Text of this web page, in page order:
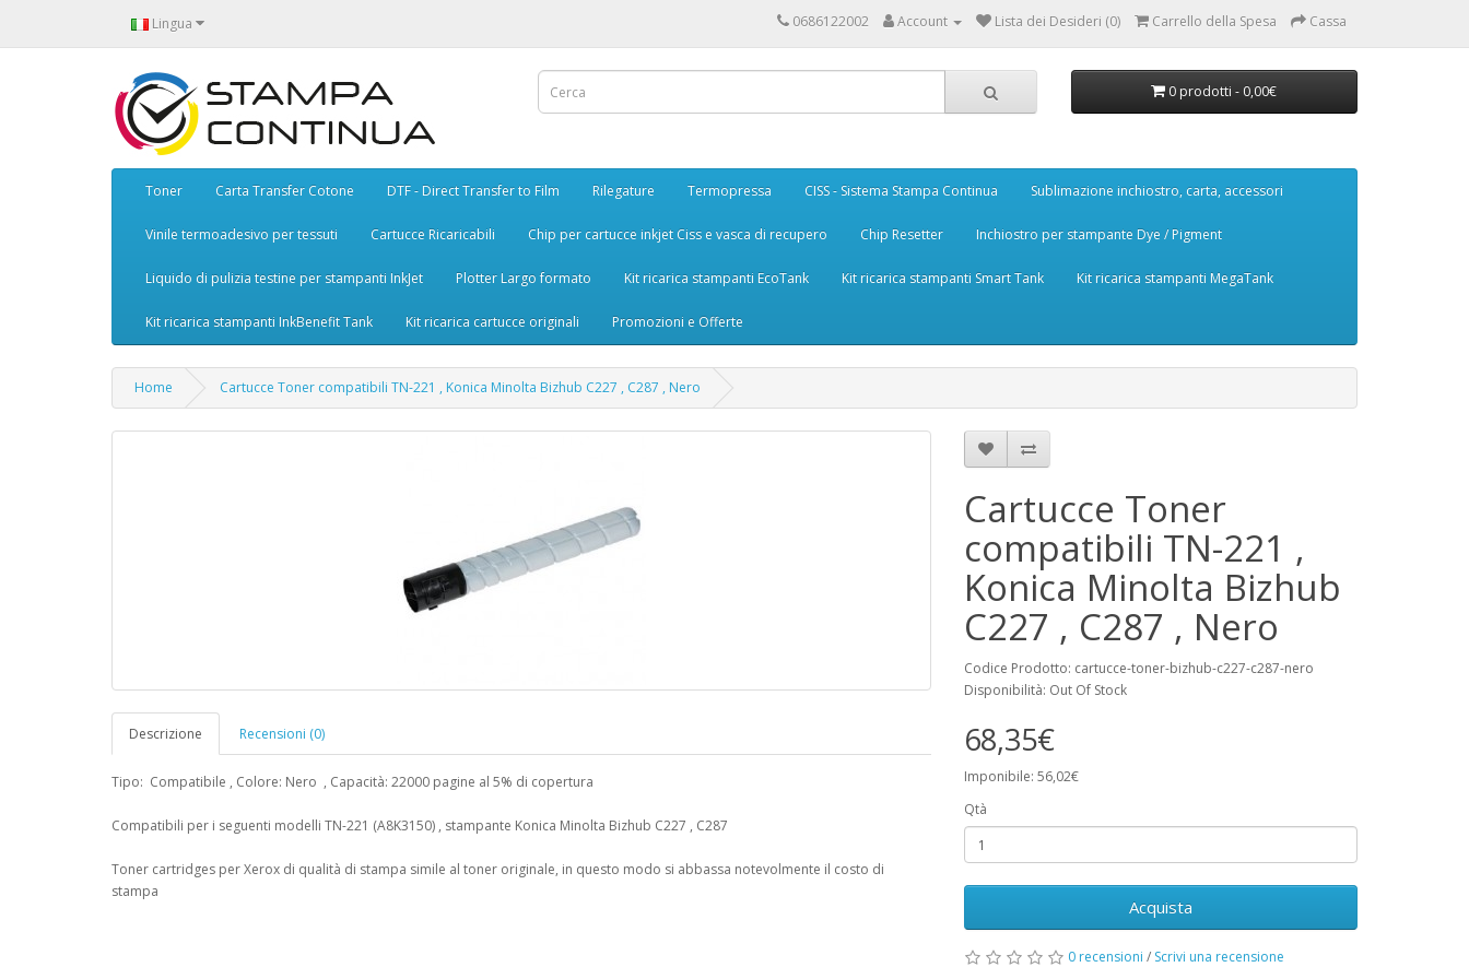
Lingua 0686122002 Account Lista dei Desideri (0) Carrello della Spesa Cassa
0 prodotti - 0,00€
Toner Carta Transfer Cotone DTF - Direct Transfer to Film Rilegature Termopressa CISS - Sistema Stampa Continua Sublimazione inchiostro, carta, accessori
Vinile termoadesivo per tessuti Cartucce Ricaricabili Chip per cartucce inkjet Ciss e vasca di recupero Chip Resetter Inchiostro per stampante Dye / Pigment
Liquido di pulizia testine per stampanti InkJet Plotter Largo formato Kit ricarica stampanti EcoTank Kit ricarica stampanti Smart Tank Kit ricarica stampanti MegaTank
Kit ricarica stampanti InkBenefit Tank Kit ricarica cartucce originali Promozioni e Offerte
Home Cartucce Toner compatibili TN-221 , Konica Minolta Bizhub C227 , C287 , Nero
Descrizione Recensioni (0)
Tipo: Compatibile , Colore: Nero , Capacità: 22000 pagine al 5% di copertura
Compatibili per i seguenti modelli TN-221 (A8K3150) , stampante Konica Minolta Bizhub C227 , C287
Toner cartridges per Xerox di qualità di stampa simile al toner originale, in questo modo si abbassa notevolmente il costo di
stampa
Cartucce Toner
compatibili TN-221 ,
Konica Minolta Bizhub
C227 , C287 , Nero
Codice Prodotto: cartucce-toner-bizhub-c227-c287-nero
Disponibilità: Out Of Stock
68,35€
Imponibile: 56,02€
Qtà
Acquista
0 recensioni / Scrivi una recensione